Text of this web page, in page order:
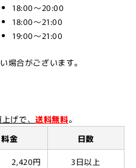
18:00～20:00
18:00～21:00
19:00～21:00
場合がございます。
げで、送料無料。
料金
日数
2,420円
3日以上